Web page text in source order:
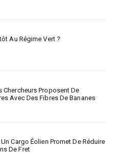
Au Régime Vert ?
Chercheurs Proposent De
Avec Des Fibres De Bananes
Cargo Éolien Promet De Réduire
De Fret